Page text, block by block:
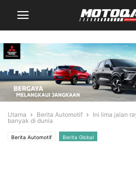
Utama Berita Automotif
Ini lima jalan
banyak di dunia
Berita Automotif Berita Global